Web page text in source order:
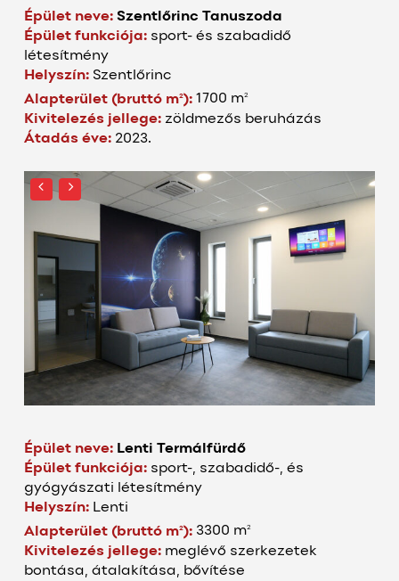
Épület neve:Szentlőrinc Tanuszoda
Épület funkciója: sport- és szabadidő
létesítmény
Helyszín: Szentlőrinc
Alapterület (bruttó m2):1700 m2
Kivitelezés jellege: zöldmezős beruházás
Átadás éve: 2023.
Épület neve: Lenti Termálfürdő
Épület funkciója: sport-, szabadidő-, és
gyógyászati létesítmény
Helyszín: Lenti
Alapterület (bruttó m2): 3300 m2
Kivitelezés jellege: meglévő szerkezetek
bontása, átalakítása, bővítése